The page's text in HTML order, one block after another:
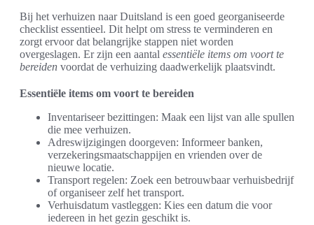
Bij het verhuizen naar Duitsland is een goed georganiseerde
checklist essentieel. Dit helpt om stress te verminderen en
zorgt ervoor dat belangrijke stappen niet worden
overgeslagen. Er zijn een aantal essentiële items om voort te
bereiden voordat de verhuizing daadwerkelijk plaatsvindt.
Essentiële items om voort te bereiden
Inventariseer bezittingen: Maak een lijst van alle spullen
die mee verhuizen.
Adreswijzigingen doorgeven: Informeer banken,
verzekeringsmaatschappijen en vrienden over de
nieuwe locatie.
Transport regelen: Zoek een betrouwbaar verhuisbedrijf
of organiseer zelf het transport.
Verhuisdatum vastleggen: Kies een datum die voor
iedereen in het gezin geschikt is.